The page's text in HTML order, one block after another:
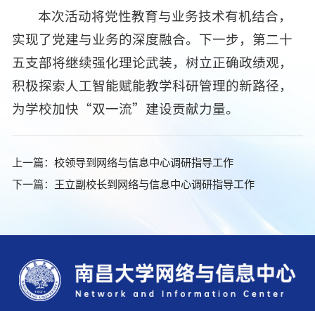
本次活动将党性教育与业务技术有机结合，
实现了党建与业务的深度融合。下一步，第二十
五支部将继续强化理论武装，树立正确政绩观，
积极探索人工智能赋能教学科研管理的新路径，
为学校加快“双一流”建设贡献力量。
上一篇： 校领导到网络与信息中心调研指导工作
下一篇： 王立副校长到网络与信息中心调研指导工作